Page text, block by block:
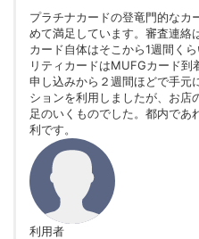
プラチナカードの登竜門的なカ
めて満足しています。審査連絡
カード自体はそこから1週間く
リティカードはMUFGカード到
申し込みから２週間ほどで手元
ションを利用しましたが、お店
足のいくものでした。都内であ
利です。
利用者